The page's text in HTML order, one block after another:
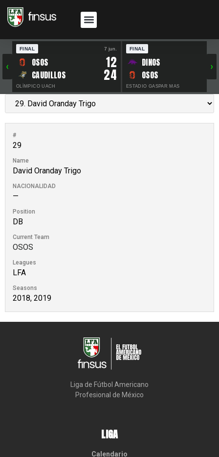
‹
FINAL 7 jun.
OSOS 12
CAUDILLOS 24
OLÍMPICO UACH
FINAL
DINOS
OSOS
ESTADIO GASPAR MAS
›
#
29
Name
David Oranday Trigo
NACIONALIDAD
—
Position
DB
Current Team
OSOS
Leagues
LFA
Seasons
2018, 2019
Liga de Fútbol Americano
Profesional de México
LIGA
Calendario